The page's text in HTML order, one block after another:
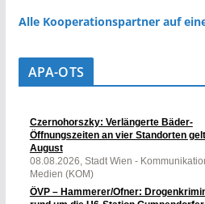
Alle Kooperationspartner auf
APA-OTS